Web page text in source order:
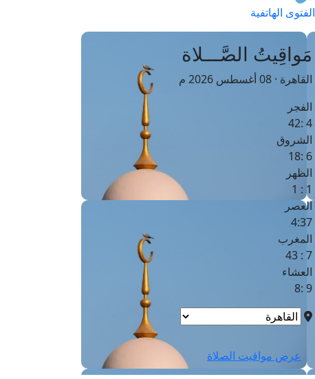
الفتوى الهاتفية
مَواقِيتُ الصَّـــلاة
القاهرة · 08 أغسطس 2026 م
الفجر
4 :42
الشروق
6 :18
الظهر
1 : 1
العصر
4:37
المغرب
7 : 43
العشاء
9 :8
عرض مواقيت الصلاة